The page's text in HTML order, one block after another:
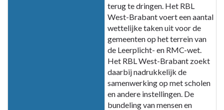
terug te dringen. Het RBL
West-Brabant voert een aantal
wettelijke taken uit voor de
gemeenten op het terrein van
de Leerplicht- en RMC-wet.
Het RBL West-Brabant zoekt
daarbij nadrukkelijk de
samenwerking op met scholen
en andere instellingen. De
bundeling van mensen en